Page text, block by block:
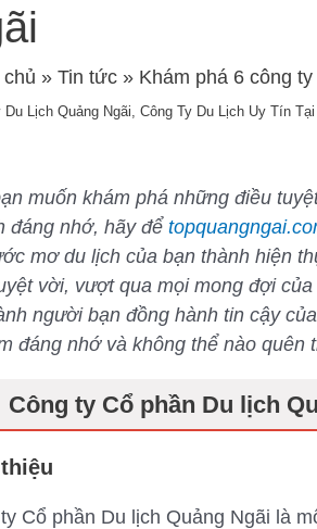
chủ » Tin tức » Khám phá 6 công
Du Lịch Quảng Ngãi, Công Ty Du Lịch Uy Tín
muốn khám phá những điều
đáng nhớ, hãy để
mơ du lịch của bạn thành hiện
vời, vượt qua mọi mong đợi
người bạn đồng hành tin cậy
đáng nhớ và không thể nào quên
Công ty Cổ phần Du lịch
Cổ phần Du lịch Quảng Ngãi là